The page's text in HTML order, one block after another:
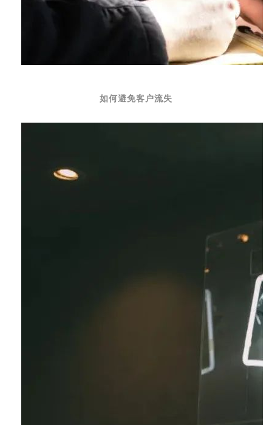
如何避免客 户流失